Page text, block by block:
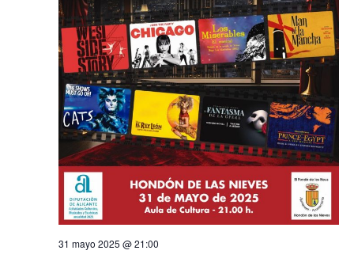
31 mayo 2025 @ 21:00